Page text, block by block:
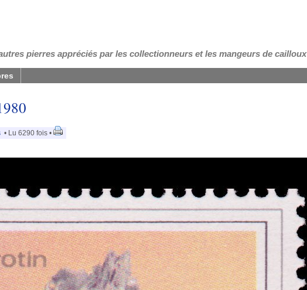
pierres appréciés par les collectionneurs et les mangeurs de cailloux
• Lu 6290 fois •